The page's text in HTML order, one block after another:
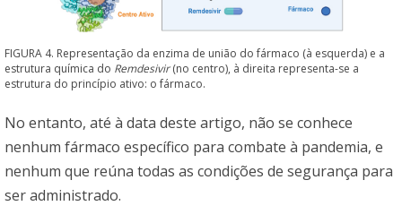
FIGURA 4. Representação da enzima de união do fármaco (à esquerda) e a
estrutura química do Remdesivir(no centro), à direita representa-se a
estrutura do princípio ativo: o fármaco.
No entanto, até à data deste artigo, não se conhece
nenhum fármaco específico para combate à pandemia, e
nenhum que reúna todas as condições de segurança para
ser administrado.